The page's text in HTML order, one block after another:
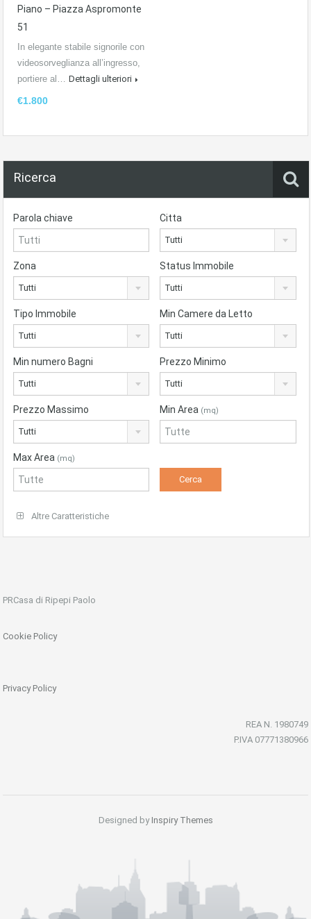
Piano – Piazza Aspromonte
51
In elegante stabile signorile con
videosorveglianza all’ingresso,
portiere al… Dettagli ulteriori
€1.800
Ricerca
Parola chiave Citta
Tutti
Zona
Tutti
Status Immobile
Tutti
Tipo Immobile
Tutti
Min Camere da Letto
Tutti
Min numero Bagni
Tutti
Prezzo Minimo
Tutti
Prezzo Massimo
Tutti
Min Area (mq)
Max Area (mq)
Altre Caratteristiche
PRCasa di Ripepi Paolo
Cookie Policy
Privacy Policy
REA N. 1980749
P.IVA 07771380966
Designed by Inspiry Themes